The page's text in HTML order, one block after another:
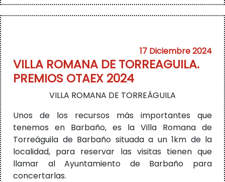
17 Diciembre 2024
VILLA ROMANA DE TORREAGUILA.
PREMIOS OTAEX 2024
VILLA ROMANA DE TORREÁGUILA
Unos de los recursos más importantes que
tenemos en Barbaño, es la Villa Romana de
Torreáguila de Barbaño situada a un 1km de la
localidad, para reservar las visitas tienen que
llamar al Ayuntamiento de Barbaño para
concertarlas.